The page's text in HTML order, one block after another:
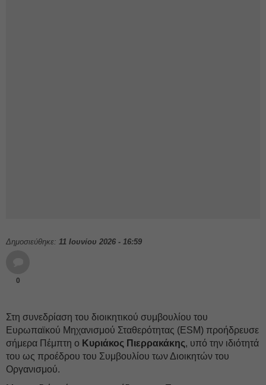
Δημοσιεύθηκε: 11 Ιουνίου 2026 - 16:59
0
Στη συνεδρίαση του διοικητικού συμβουλίου του
Ευρωπαϊκού Μηχανισμού Σταθερότητας (ESM) προήδρευσε
σήμερα Πέμπτη ο Κυριάκος Πιερρακάκης, υπό την ιδιότητά
του ως προέδρου του Συμβουλίου των Διοικητών του
Οργανισμού.